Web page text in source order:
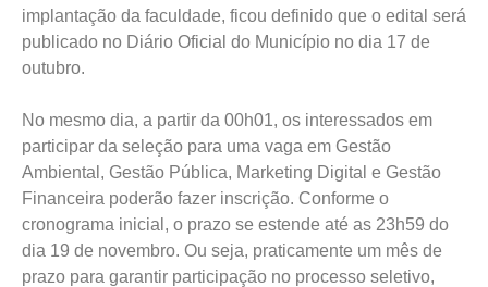
implantação da faculdade, ficou definido que o edital será
publicado no Diário Oficial do Município no dia 17 de
outubro.
No mesmo dia, a partir da 00h01, os interessados em
participar da seleção para uma vaga em Gestão
Ambiental, Gestão Pública, Marketing Digital e Gestão
Financeira poderão fazer inscrição. Conforme o
cronograma inicial, o prazo se estende até as 23h59 do
dia 19 de novembro. Ou seja, praticamente um mês de
prazo para garantir participação no processo seletivo,